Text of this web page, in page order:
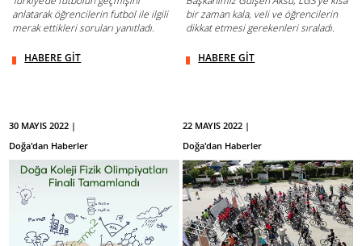
anlatarak öğrencilerin futbol ile ilgili
merak ettikleri soruları yanıtladı.
HABERE GİT
bir zaman kala, veli ve öğrencilerin
dikkat etmesi gerekenleri sıraladı.
HABERE GİT
30 MAYIS 2022 |
Doğa'dan Haberler
22 MAYIS 2022 |
Doğa'dan Haberler